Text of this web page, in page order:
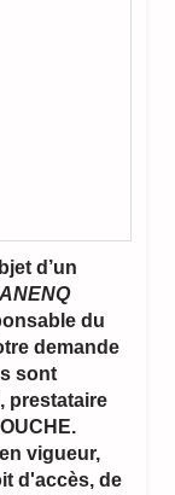
d’un
du
demande
sont
prestataire
vigueur,
d'accès, de